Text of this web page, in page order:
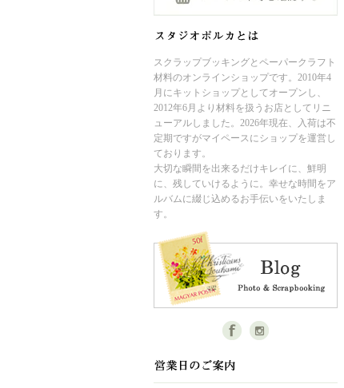
スクラップブッキングとペーパークラフト
材料のオンラインショップです。2010年4
月にキットショップとしてオープンし、
2012年6月より材料を扱うお店としてリニ
ューアルしました。2026年現在、入荷は不
定期ですがマイペースにショップを運営し
ております。
大切な瞬間を出来るだけキレイに、鮮明
に、残していけるように。幸せな時間をア
ルバムに綴じ込めるお手伝いをいたしま
す。